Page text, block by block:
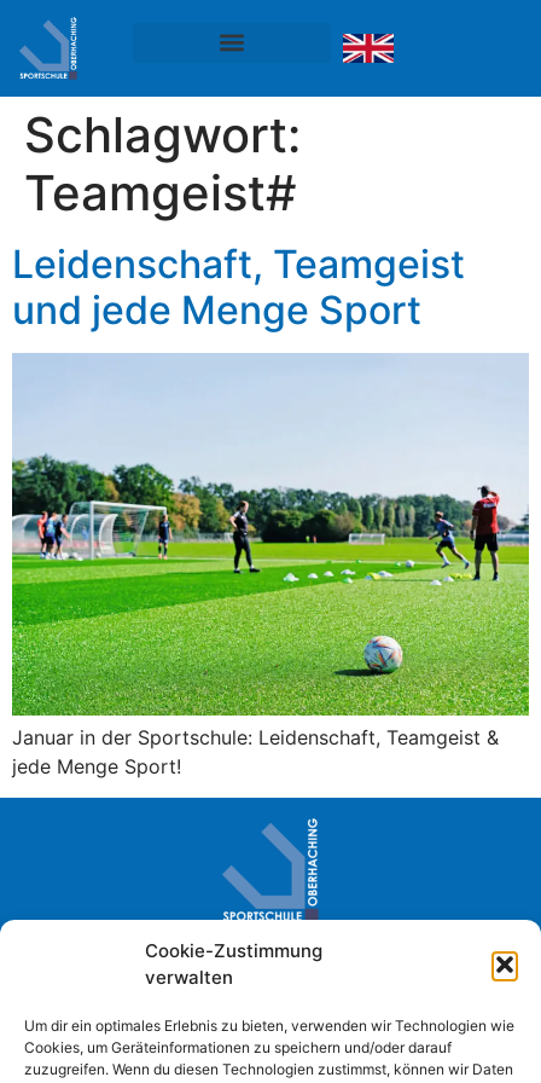
Cookie-Zustimmung
verwalten
Um dir ein optimales Erlebnis zu bieten, verwenden wir Technologien wie
Cookies, um Geräteinformationen zu speichern und/oder darauf
zuzugreifen. Wenn du diesen Technologien zustimmst, können wir Daten
Schlagwort:
Teamgeist#
Leidenschaft, Teamgeist
und jede Menge Sport
Januar in der Sportschule: Leidenschaft, Teamgeist &
jede Menge Sport!
Sportschule Oberhaching · Im Loh 2
+49 (0) 89 61384-0
info@sportschule-oberhaching.de